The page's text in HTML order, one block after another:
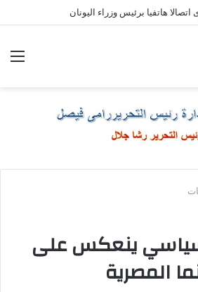
هاتفيا برئيس وزراء اليونان
ينعكس على
المصرية